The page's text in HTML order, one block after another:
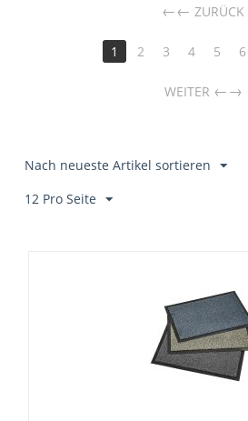
← ZURÜCK
1 2 3 4 5 6
WEITER →
Nach neueste Artikel sortieren
12 Pro Seite